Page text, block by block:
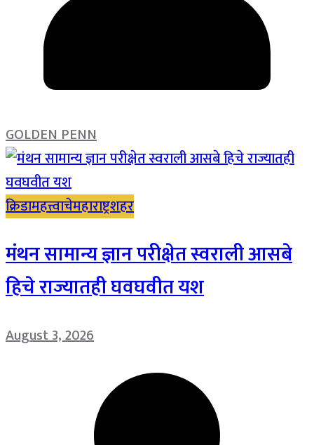
GOLDEN PENN
क्रिडामहत्त्वाचेमहाराष्ट्रशहर
मंथन सामान्य ज्ञान परीक्षेत स्वराली आसबे
हिचे राज्यातही घवघवीत यश
August 3, 2026